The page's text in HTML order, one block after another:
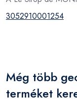
3052910001254
Még több
terméket